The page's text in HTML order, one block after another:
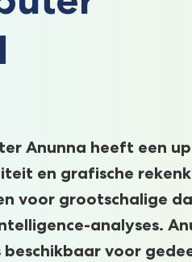
Anunna heeft een
en grafische
voor grootschalige
analyses.
beschikbaar voor